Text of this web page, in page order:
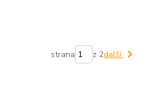
strana z 2další